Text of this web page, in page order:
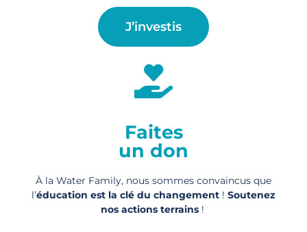
J’investis
Faites
un don
À la Water Family, nous sommes convaincus que
l’éducation est la clé du changement ! Soutenez
nos actions terrains!